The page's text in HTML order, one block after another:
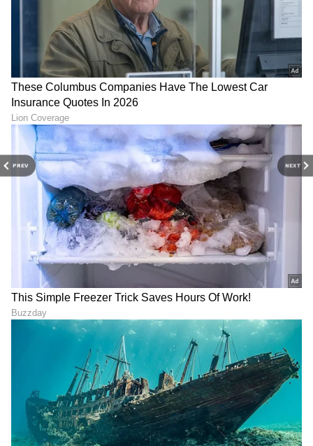
PREV NEXT
8
11
ತಮನ್ನಾ ಮತ್ತು ವಿಜಯ್ ವರ್ಮಾ ಸಂಬಂಧ ಚರ್ಚೆಯ
ವಿಷಯವಾಗಿದೆ ಮತ್ತು ತಮ್ಮ ಮೊದಲ ಆನ್-ಸ್ಕ್ರೀನ್ ಲಸ್ಟ್
ಸ್ಟೋರೀಸ್ 2 ರ ಪ್ರಚಾರದ ಸಮಯದಲ್ಲಿ ಅವರು
ಸಾರ್ವಜನಿಕವಾಗಿ ತಮ್ಮ ಪ್ರೀತಿ ಬಗ್ಗೆ ಮಾತನಾಡಿದ್ದಾರೆ